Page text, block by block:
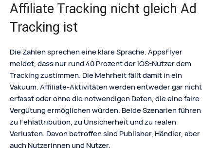
Affiliate Tracking nicht gleich Ad
Tracking ist
Die Zahlen sprechen eine klare Sprache. AppsFlyer
meldet, dass nur rund 40 Prozent der iOS-Nutzer dem
Tracking zustimmen. Die Mehrheit fällt damit in ein
Vakuum. Affiliate-Aktivitäten werden entweder gar nicht
erfasst oder ohne die notwendigen Daten, die eine faire
Vergütung ermöglichen würden. Beide Szenarien führen
zu Fehlattribution, zu Unsicherheit und zu realen
Verlusten. Davon betroffen sind Publisher, Händler, aber
auch Nutzerinnen und Nutzer.